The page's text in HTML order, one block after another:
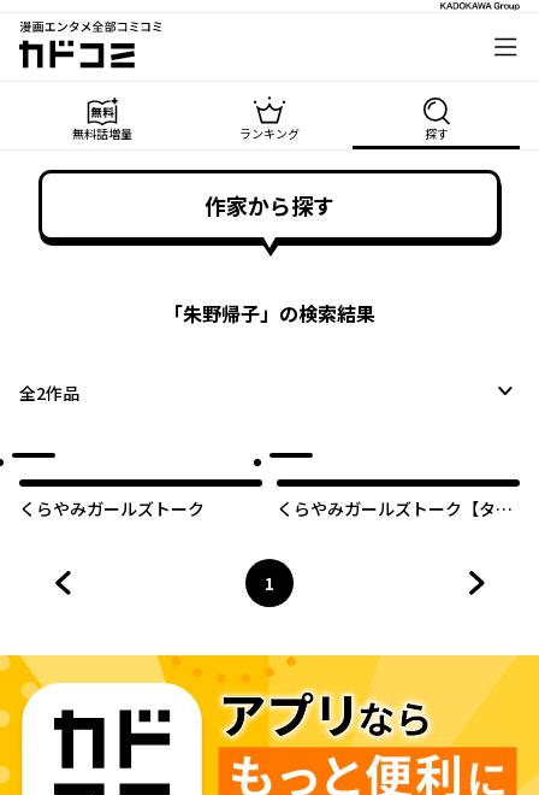
漫画エンタメ全部コミコミ
カドコミ
無料話増量 ランキング 探す
作家から探す
「朱野帰子」の検索結果
全2作品
くらやみガールズトーク
くらやみガールズトーク【タテ
ページ
1
へ